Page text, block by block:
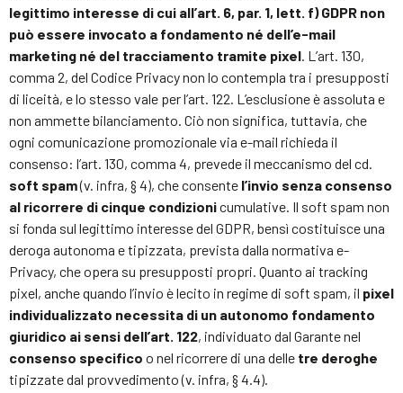
legittimo interesse di cui all’art. 6, par. 1, lett. f) GDPR non
può essere invocato a fondamento né dell’e-mail
marketing né del tracciamento tramite pixel . L’art. 130,
comma 2, del Codice Privacy non lo contempla tra i presupposti
di liceità, e lo stesso vale per l’art. 122. L’esclusione è assoluta e
non ammette bilanciamento. Ciò non significa, tuttavia, che
ogni comunicazione promozionale via e-mail richieda il
consenso: l’art. 130, comma 4, prevede il meccanismo del cd.
soft spam(v. infra, § 4), che consente l’invio senza consenso
al ricorrere di cinque condizionicumulative. Il soft spam non
si fonda sul legittimo interesse del GDPR, bensì costituisce una
deroga autonoma e tipizzata, prevista dalla normativa e-
Privacy, che opera su presupposti propri. Quanto ai tracking
pixel, anche quando l’invio è lecito in regime di soft spam, il pixel
individualizzato necessita di un autonomo fondamento
giuridico ai sensi dell’art. 122, individuato dal Garante nel
consenso specifico o nel ricorrere di una delle tre deroghe
tipizzate dal provvedimento (v. infra, § 4.4).